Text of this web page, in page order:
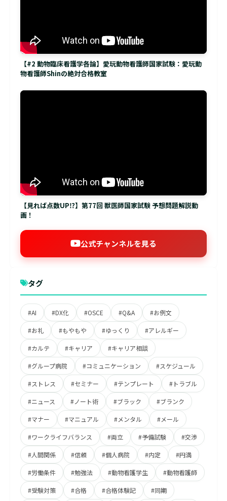
【#2 動物臨床看護学各論】愛玩動物看護師国家試験：愛玩動
物看護師Shinの絶対合格教室
【見れば点数UP⁉】第77回 獣医師国家試験 予想問題解説動
画！
公式チャンネルを見る
タグ
#AI #DX化 #OSCE #Q&A #お例文
#お礼 #もやもや #ゆっくり #アレルギー
#カルテ #キャリア #キャリア相談
#グループ病院 #コミュニケーション #スケジュール
#ストレス #セミナー #テンプレート #トラブル
#ニュース #ノート術 #ブラック #ブランク
#マナー #マニュアル #メンタル #メール
#ワークライフバランス #両立 #予備試験 #交渉
#人間関係 #信頼 #個人病院 #内定 #円満
#労働条件 #勉強法 #動物看護学生 #動物看護師
#受験対策 #合格 #合格体験記 #同期